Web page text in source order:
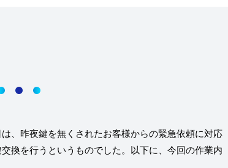
、昨夜鍵を無くされたお客様からの緊急依頼に対応
換を行うというものでした。以下に、今回の作業内